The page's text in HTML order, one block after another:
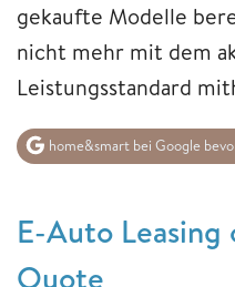
gekaufte Modelle
nicht mehr mit dem
Leistungsstandard
home&smart bei Google
​​​​​​​E-Auto Leasing
Quote​​​​​​​